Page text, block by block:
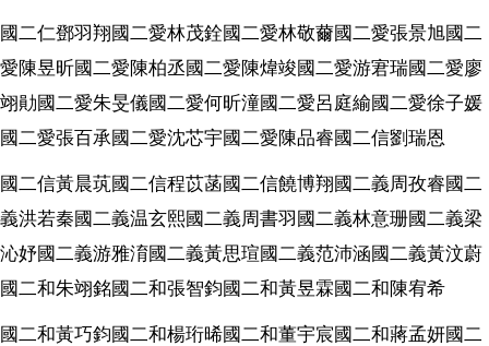
國二仁鄧羽翔國二愛林茂銓國二愛林敬薾國二愛張景旭國二
愛陳昱昕國二愛陳柏丞國二愛陳煒竣國二愛游宭瑞國二愛廖
翊勛國二愛朱旻儀國二愛何昕潼國二愛呂庭緰國二愛徐子媛
國二愛張百承國二愛沈芯宇國二愛陳品睿國二信劉瑞恩
國二信黃晨茿國二信程苡菡國二信饒博翔國二義周孜睿國二
義洪若秦國二義温玄熙國二義周書羽國二義林意珊國二義梁
沁妤國二義游雅淯國二義黃思瑄國二義范沛涵國二義黃汶蔚
國二和朱翊銘國二和張智鈞國二和黃昱霖國二和陳宥希
國二和黃巧鈞國二和楊珩晞國二和董宇宸國二和蔣孟妍國二